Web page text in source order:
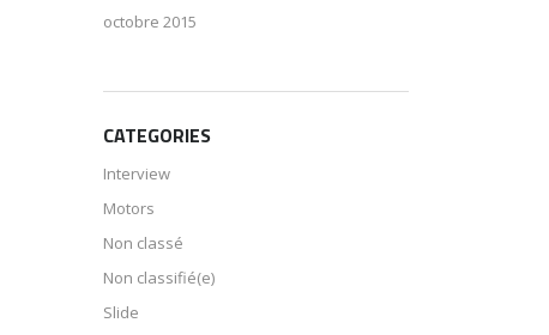
octobre 2015
CATEGORIES
Interview
Motors
Non classé
Non classifié(e)
Slide